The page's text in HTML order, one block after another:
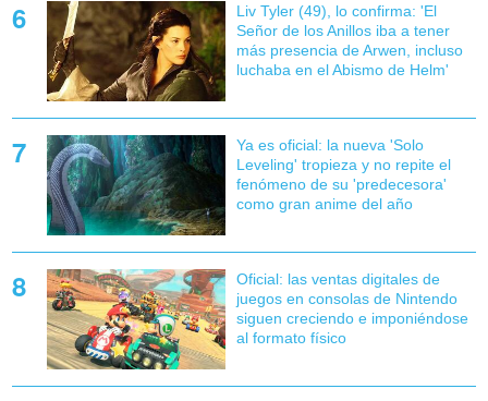
Liv Tyler (49), lo confirma: 'El
Señor de los Anillos iba a tener
más presencia de Arwen, incluso
luchaba en el Abismo de Helm'
Ya es oficial: la nueva 'Solo
Leveling' tropieza y no repite el
fenómeno de su 'predecesora'
como gran anime del año
Oficial: las ventas digitales de
juegos en consolas de Nintendo
siguen creciendo e imponiéndose
al formato físico